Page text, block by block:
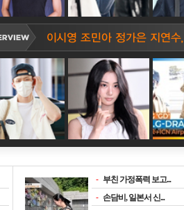
- 부친 가정폭력 보고...
- 손담비, 일본서 신...